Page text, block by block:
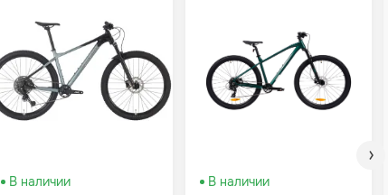
В наличии
В наличии